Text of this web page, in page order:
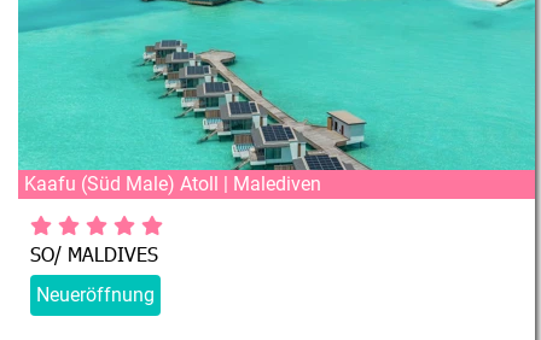
Kaafu (Süd Male) Atoll | Malediven
SO/ MALDIVES
Neueröffnung